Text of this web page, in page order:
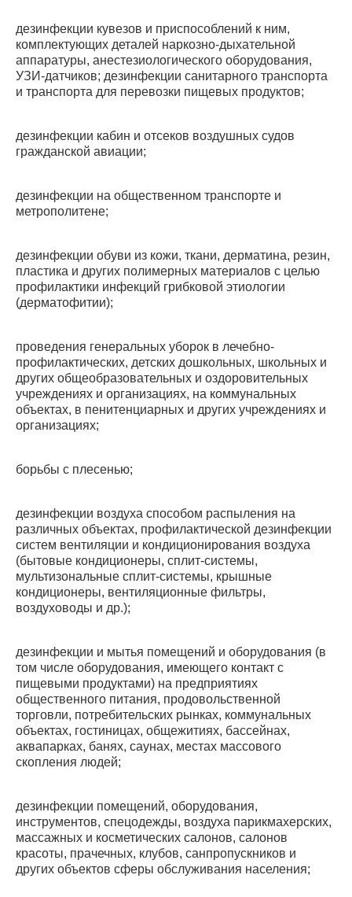
дезинфекции кувезов и приспособлений к ним,
комплектующих деталей наркозно-дыхательной
аппаратуры, анестезиологического оборудования,
УЗИ-датчиков; дезинфекции санитарного транспорта
и транспорта для перевозки пищевых продуктов;
дезинфекции кабин и отсеков воздушных судов
гражданской авиации;
дезинфекции на общественном транспорте и
метрополитене;
дезинфекции обуви из кожи, ткани, дерматина, резин,
пластика и других полимерных материалов с целью
профилактики инфекций грибковой этиологии
(дерматофитии);
проведения генеральных уборок в лечебно-
профилактических, детских дошкольных, школьных и
других общеобразовательных и оздоровительных
учреждениях и организациях, на коммунальных
объектах, в пенитенциарных и других учреждениях и
организациях;
борьбы с плесенью;
дезинфекции воздуха способом распыления на
различных объектах, профилактической дезинфекции
систем вентиляции и кондиционирования воздуха
(бытовые кондиционеры, сплит-системы,
мультизональные сплит-системы, крышные
кондиционеры, вентиляционные фильтры,
воздуховоды и др.);
дезинфекции и мытья помещений и оборудования (в
том числе оборудования, имеющего контакт с
пищевыми продуктами) на предприятиях
общественного питания, продовольственной
торговли, потребительских рынках, коммунальных
объектах, гостиницах, общежитиях, бассейнах,
аквапарках, банях, саунах, местах массового
скопления людей;
дезинфекции помещений, оборудования,
инструментов, спецодежды, воздуха парикмахерских,
массажных и косметических салонов, салонов
красоты, прачечных, клубов, санпропускников и
других объектов сферы обслуживания населения;